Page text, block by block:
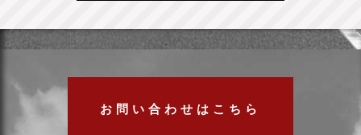
お問い合わせはこちら